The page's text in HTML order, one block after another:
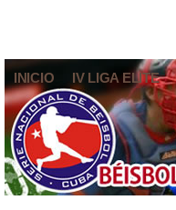
INICIO IV LIGA ELITE